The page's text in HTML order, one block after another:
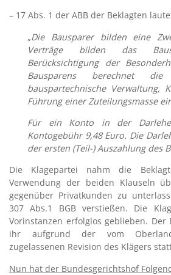
– 17 Abs. 1 der ABB der Beklagten
„Die Bausparer bilden eine
Verträge bilden das
Berücksichtigung der
Bausparens berechnet
bauspartechnische Verwaltung,
Führung einer Zuteilungsmasse
Für ein Konto in der
Kontogebühr 9,48 Euro. Die
der ersten (Teil-) Auszahlung des
Die Klagepartei nahm die
Verwendung der beiden Klauseln
gegenüber Privatkunden zu
307 Abs.1 BGB verstießen. Die
Vorinstanzen erfolglos geblieben. Der
ihr aufgrund der vom
zugelassenen Revision des Klägers
Nun hat der Bundesgerichtshof